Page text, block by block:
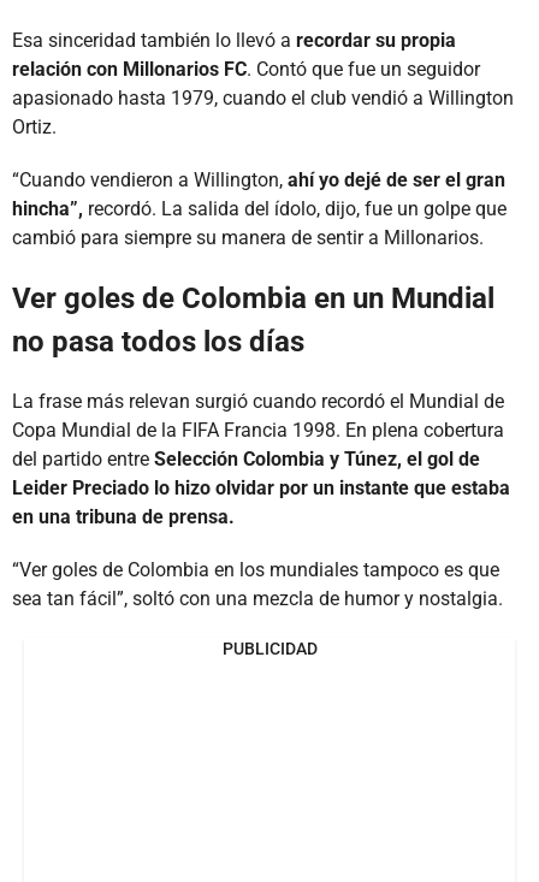
Esa sinceridad también lo llevó a recordar su propia
relación con Millonarios FC. Contó que fue un seguidor
apasionado hasta 1979, cuando el club vendió a Willington
Ortiz.
“Cuando vendieron a Willington, ahí yo dejé de ser el gran
hincha”, recordó. La salida del ídolo, dijo, fue un golpe que
cambió para siempre su manera de sentir a Millonarios.
Ver goles de Colombia en un Mundial
no pasa todos los días
La frase más relevan surgió cuando recordó el Mundial de
Copa Mundial de la FIFA Francia 1998. En plena cobertura
del partido entre Selección Colombia y Túnez, el gol de
Leider Preciado lo hizo olvidar por un instante que estaba
en una tribuna de prensa.
“Ver goles de Colombia en los mundiales tampoco es que
sea tan fácil”, soltó con una mezcla de humor y nostalgia.
PUBLICIDAD